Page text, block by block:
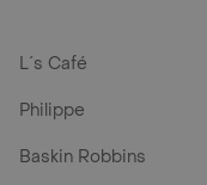
L´s Café
Philippe
Baskin Robbins